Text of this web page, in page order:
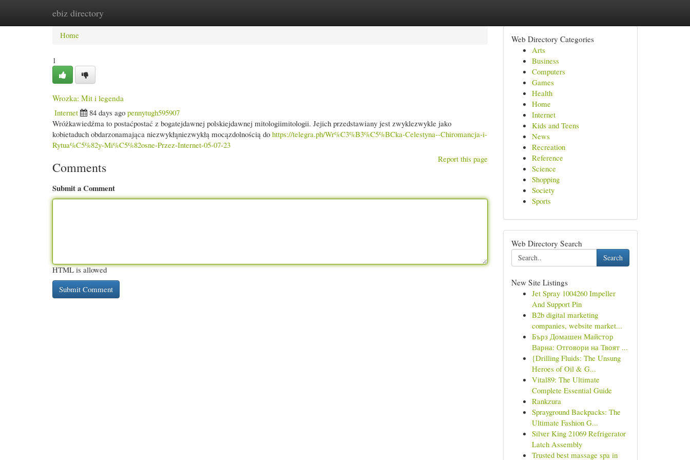
ebiz directory
Home New Site Listings
Home
1
Wrozka: Mit i legenda
Internet
84 days ago pennytugh595907
Wróżkawiedźma to postaćpostać z bogatejdawnej polskiejdawnej mitologiimitologii. Jejich przedstawiany jest zwyklezwykle jako
kobietaduch obdarzonamająca niezwykłąniezwykłą mocązdolnością do https://telegra.ph/Wr%C3%B3%C5%BCka-Celestyna--Chiromancja-i-
Rytua%C5%82y-Mi%C5%82osne-Przez-Internet-05-07-23
Report this page
Comments
Submit a Comment
HTML is allowed
Web Directory Categories
Arts
Business
Computers
Games
Health
Home
Internet
Kids and Teens
News
Recreation
Reference
Science
Shopping
Society
Sports
Web Directory Search
Search
New Site Listings
Jet Spray 1004260 Impeller
And Support Pin
B2b digital marketing
companies, website market...
Бърз Домашен Майстор
Варна: Отговори на Твоят ...
{Drilling Fluids: The Unsung
Heroes of Oil & G...
Vital89: The Ultimate
Complete Essential Guide
Rankzura
Sprayground Backpacks: The
Ultimate Fashion G...
Silver King 21069 Refrigerator
Latch Assembly
Trusted best massage spa in